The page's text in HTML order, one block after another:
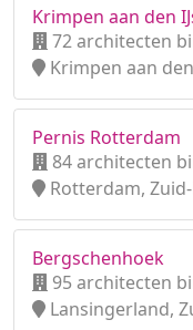
Krimpen aan den
72 architecten
Krimpen aan
Pernis Rotterdam
84 architecten
Rotterdam,
Bergschenhoek
95 architecten
Lansingerland,